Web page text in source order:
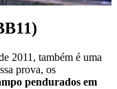
2011, também é uma
prova, os
pendurados em